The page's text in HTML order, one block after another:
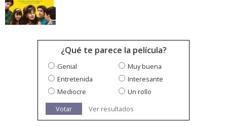
¿Qué te parece la película?
Genial
Muy buena
Entretenida
Interesante
Mediocre
Un rollo
Votar
Ver resultados